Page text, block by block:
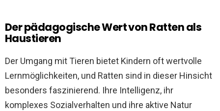
Der pädagogische Wert von Ratten als
Haustieren
Der Umgang mit Tieren bietet Kindern oft wertvolle
Lernmöglichkeiten, und Ratten sind in dieser Hinsicht
besonders faszinierend. Ihre Intelligenz, ihr
komplexes Sozialverhalten und ihre aktive Natur